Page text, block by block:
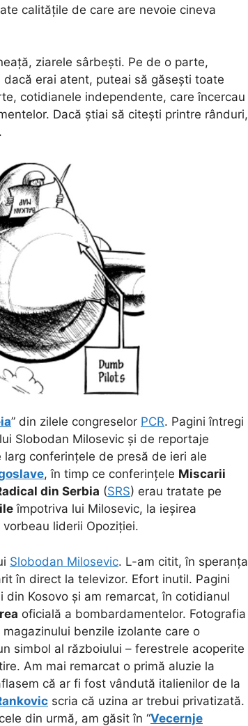
calitățile de care are nevoie cineva
ziarele sârbești. Pe de o parte,
dacă erai atent, puteai să găsești toate
cotidianele independente, care încercau
Dacă știai să citești printre rânduri,
” din zilele congreselor PCR. Pagini întregi
Slobodan Milosevic și de reportaje
conferințele de presă de ieri ale
,în timp ce conferințele Miscarii
din Serbia (SRS) erau tratate pe
împotriva lui Milosevic, la ieșirea
liderii Opoziției.
Slobodan Milosevic. L-am citit, în speranța
în direct la televizor. Efort inutil. Pagini
Kosovo și am remarcat, în cotidianul
oficială a bombardamentelor. Fotografia
benzile izolante care o
simbol al războiului – ferestrele acoperite
Am mai remarcat o primă aluzie la
că ar fi fost vândută italienilor de la
scria că uzina ar trebui privatizată.
din urmă, am găsit în “Vecernje